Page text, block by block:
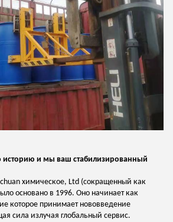
и мы ваш стабилизированный
химическое, Ltd (сокращенный как
основано в 1996. Оно начинает как
которое принимает нововведение
сила излучая глобальный сервис.